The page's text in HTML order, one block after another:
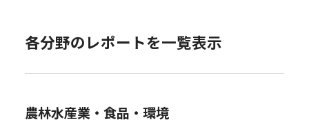
各分野のレポートを一覧表示
農林水産業・食品・環境